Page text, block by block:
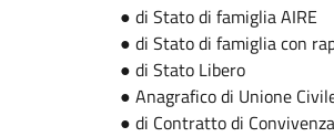
● di Stato di famiglia AIRE
● di Stato di famiglia con
● di Stato Libero
● Anagrafico di Unione
● di Contratto di Convivenza